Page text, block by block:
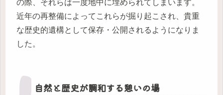
の際、それらは一度地中に埋められてしまいます。
近年の再整備によってこれらが掘り起こされ、貴重
な歴史的遺構として保存・公開されるようになりま
した。
自然と歴史が調和する憩いの場